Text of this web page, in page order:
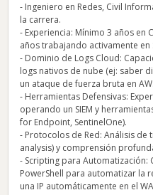
- Ingeniero en Redes, Civil
la carrera.
- Experiencia: Mínimo 3 años en
años trabajando activamente en
- Dominio de Logs Cloud:
logs nativos de nube (ej: saber
un ataque de fuerza bruta en
- Herramientas Defensivas:
operando un SIEM y
for Endpoint, SentinelOne).
- Protocolos de Red: Análisis de
analysis) y comprensión
- Scripting para Automatización:
PowerShell para automatizar la
una IP automáticamente en el